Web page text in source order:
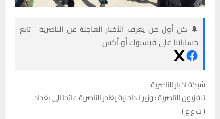
🔔 كن أول من يعرف الأخبار العاجلة عن الناصرية– تابع
حساباتنا على فيسبوك أو أكس
شبكة اخبار الناصرية:
تلفزيون الناصرية : وزير الداخلية يغادر الناصرية عائدا الى بغداد
( ت ع ع )